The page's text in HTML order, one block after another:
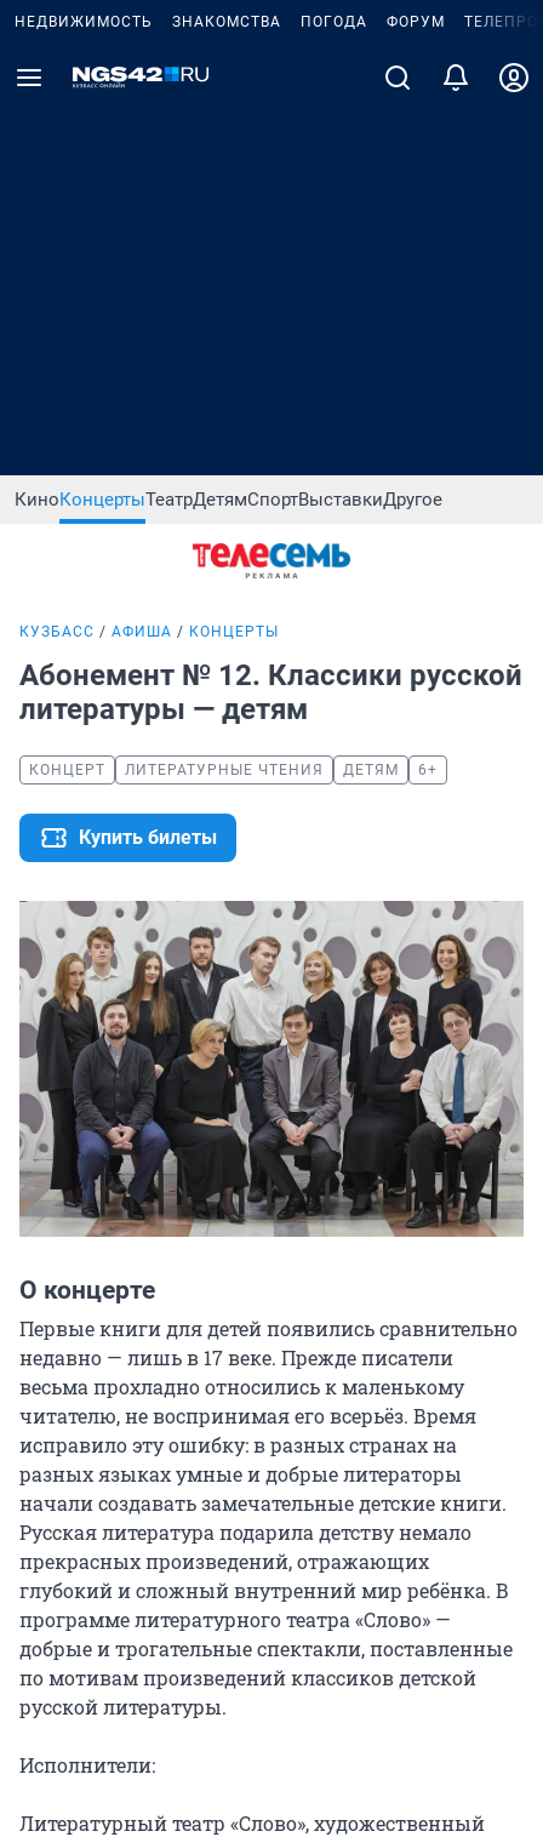
НЕДВИЖИМОСТЬ ЗНАКОМСТВА ПОГОДА ФОРУМ
КиноКонцертыТеатрДетямСпортВыставкиДругое
КУЗБАСС АФИША КОНЦЕРТЫ
Абонемент № 12. Классики русской
литературы — детям
КОНЦЕРТ ЛИТЕРАТУРНЫЕ ЧТЕНИЯ ДЕТЯМ 6+
Купить билеты
О концерте
Первые книги для детей появились сравнительно
недавно — лишь в 17 веке. Прежде писатели
весьма прохладно относились к маленькому
читателю, не воспринимая его всерьёз. Время
исправило эту ошибку: в разных странах на
разных языках умные и добрые литераторы
начали создавать замечательные детские книги.
Русская литература подарила детству немало
прекрасных произведений, отражающих
глубокий и сложный внутренний мир ребёнка. В
программе литературного театра «Слово» —
добрые и трогательные спектакли, поставленные
по мотивам произведений классиков детской
русской литературы.
Исполнители:
Литературный театр «Слово», художественный